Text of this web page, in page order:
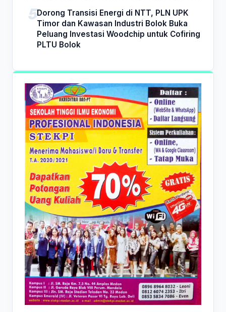
Dorong Transisi Energi di NTT, PLN UPK
Timor dan Kawasan Industri Bolok Buka
Peluang Investasi Woodchip untuk Cofiring
PLTU Bolok